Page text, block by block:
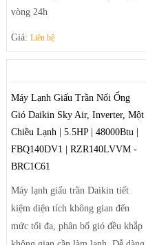
vòng 24h
hợp với các căn phòng nhỏ gọn và
vừa.
- Sưởi ấm và làm lạnh nhanh
chóng
Giá:Liên hệ
Máy Lạnh Giấu Trần Nối Ống
Gió Daikin Sky Air, Inverter, Một
Chiều Lạnh | 5.5HP | 48000Btu |
FBQ140DV1 | RZR140LVVM -
BRC1C61
Máy lạnh giấu trần Daikin tiết
kiệm diện tích không gian đến
mức tối đa, phân bố gió đều khắp